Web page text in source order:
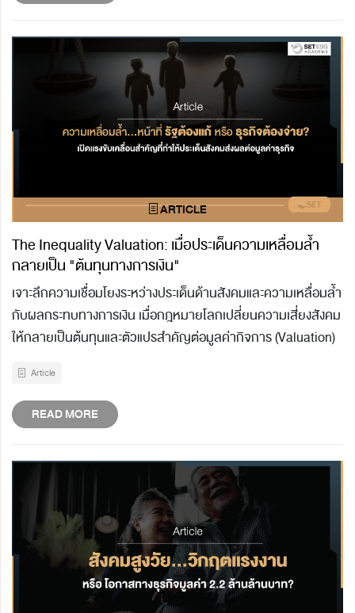
The Inequality Valuation: เมื่อประเด็นความเหลื่อมล้ำ
กลายเป็น "ต้นทุนทางการเงิน"
เจาะลึกความเชื่อมโยงระหว่างประเด็นด้านสังคมและความเหลื่อมล้ำ
กับผลกระทบทางการเงิน เมื่อกฎหมายโลกเปลี่ยนความเสี่ยงสังคม
ให้กลายเป็นต้นทุนและตัวแปรสำคัญต่อมูลค่ากิจการ (Valuation)
Article
READ MORE